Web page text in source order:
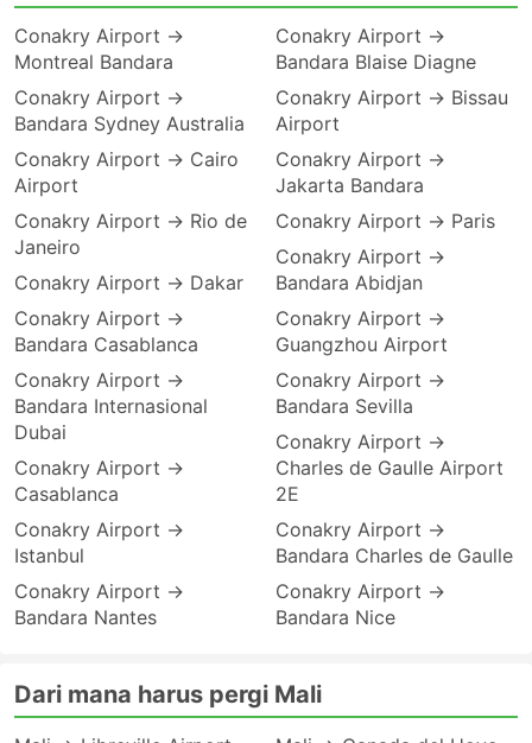
Conakry Airport →
Montreal Bandara
Conakry Airport →
Bandara Sydney Australia
Conakry Airport → Cairo
Airport
Conakry Airport → Rio de
Janeiro
Conakry Airport → Dakar
Conakry Airport →
Bandara Casablanca
Conakry Airport →
Bandara Internasional
Dubai
Conakry Airport →
Casablanca
Conakry Airport →
Istanbul
Conakry Airport →
Bandara Nantes
Conakry Airport →
Bandara Blaise Diagne
Conakry Airport → Bissau
Airport
Conakry Airport →
Jakarta Bandara
Conakry Airport → Paris
Conakry Airport →
Bandara Abidjan
Conakry Airport →
Guangzhou Airport
Conakry Airport →
Bandara Sevilla
Conakry Airport →
Charles de Gaulle Airport
2E
Conakry Airport →
Bandara Charles de Gaulle
Conakry Airport →
Bandara Nice
Dari mana harus pergi Mali